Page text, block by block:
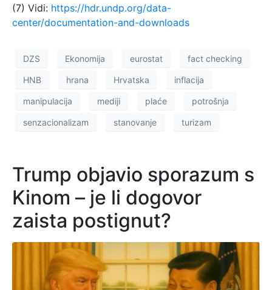
(7) Vidi: https://hdr.undp.org/data-
center/documentation-and-downloads
DZS Ekonomija eurostat fact checking
HNB hrana Hrvatska inflacija
manipulacija mediji plaće potrošnja
senzacionalizam stanovanje turizam
Trump objavio sporazum s
Kinom – je li dogovor
zaista postignut?